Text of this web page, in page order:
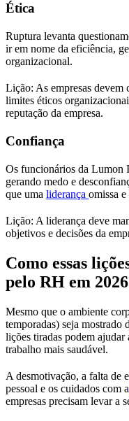
Ética
Ruptura levanta
ir em nome da eficiência,
organizacional.
Lição: As empresas devem
limites éticos
reputação da empresa.
Confiança
Os funcionários da Lumon
gerando medo e
que uma liderança omissa
Lição: A liderança deve
objetivos e decisões da
Como essas
pelo RH em
Mesmo que o ambiente
temporadas) seja mostrado
lições tiradas podem ajudar
trabalho mais saudável.
A desmotivação, a falta de
pessoal e os cuidados com a
empresas precisam levar a